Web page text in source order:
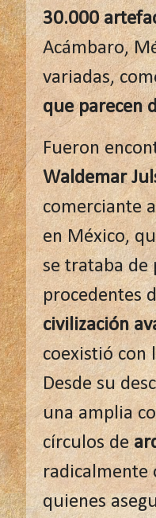
30.000
Acámbaro,
variadas,
que parecen
Fueron
Waldemar
comerciante
en México,
se trataba de
procedentes
civilización
coexistió con
Desde su
una amplia
círculos de
radicalmente
quienes